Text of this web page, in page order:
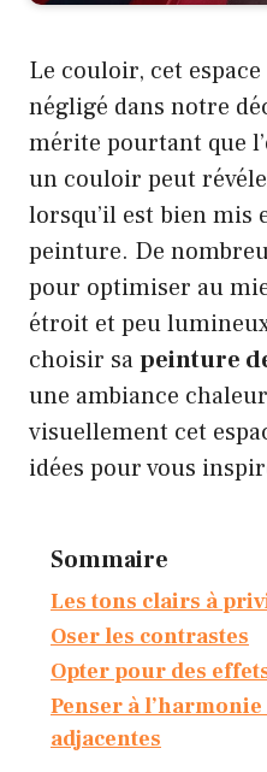
Le couloir, cet espace
négligé dans notre
mérite pourtant que
un couloir peut
lorsqu’il est bien mis
peinture. De
pour optimiser au
étroit et peu
choisir sapeinture
une ambiance
visuellement cet
idées pour vous
Sommaire
Les tons clairs à
Oser les contrastes
Opter pour des
Penser à
adjacentes